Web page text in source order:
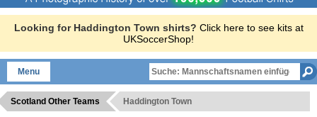
Looking for Haddington Town shirts? Click here to see kits at
UKSoccerShop!
Menu
Scotland Other Teams Haddington Town